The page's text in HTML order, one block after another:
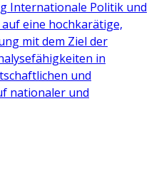
Internationale Politik und
eine hochkarätige,
mit dem Ziel der
in
und
nationaler und